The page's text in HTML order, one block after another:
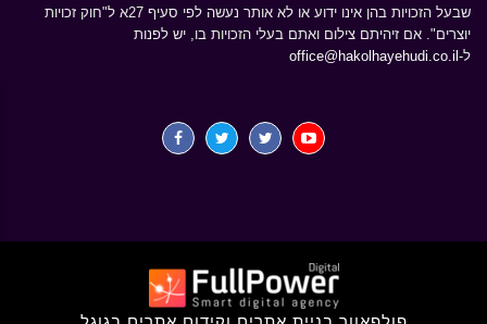
שבעל הזכויות בהן אינו ידוע או לא אותר נעשה לפי סעיף 27א ל"חוק זכויות
יוצרים". אם זיהיתם צילום ואתם בעלי הזכויות בו, יש לפנות
ל- office@hakolhayehudi.co.il